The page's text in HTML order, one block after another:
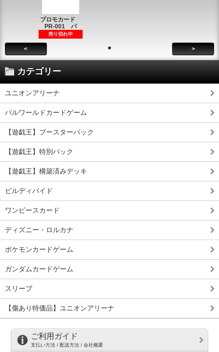
プロモカード
PR-001 パ
売り切れ中
< >
カテゴリー
ユニオンアリーナ
パルワールドカードゲーム
【遊戯王】ブースターパック
【遊戯王】特別パック
【遊戯王】構築済みデッキ
ビルディバイド
ワンピースカード
ディズニー・ロルカナ
ポケモンカードゲーム
ガンダムカードゲーム
スリーブ
【傷あり特価品】ユニオンアリーナ
ご利用ガイド
支払い方法 / 配送方法 / 会社概要